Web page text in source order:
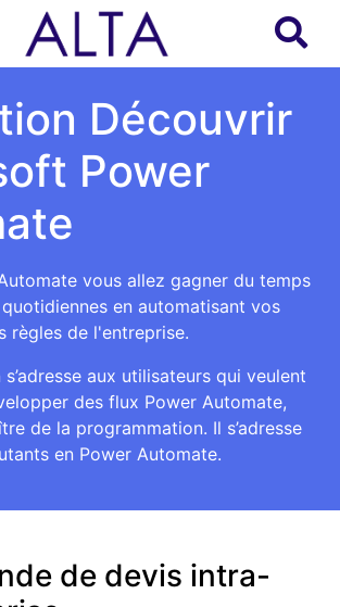
Découvrir
Power
vous allez gagner du temps
en automatisant vos
règles de l'entreprise.
aux utilisateurs qui veulent
des flux Power Automate,
de la programmation. Il s’adresse
en Power Automate.
de devis intra-